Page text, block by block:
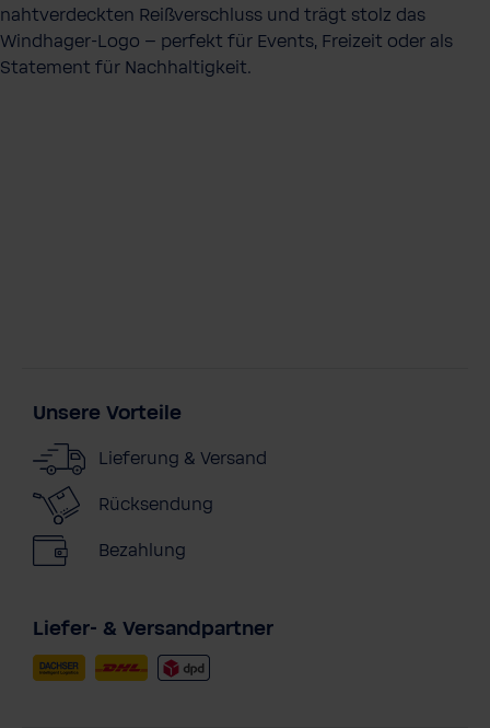
nahtverdeckten Reißverschluss und trägt stolz das
Windhager-Logo – perfekt für Events, Freizeit oder als
Statement für Nachhaltigkeit.
Unsere Vorteile
Lieferung & Versand
Rücksendung
Bezahlung
Liefer- & Versandpartner